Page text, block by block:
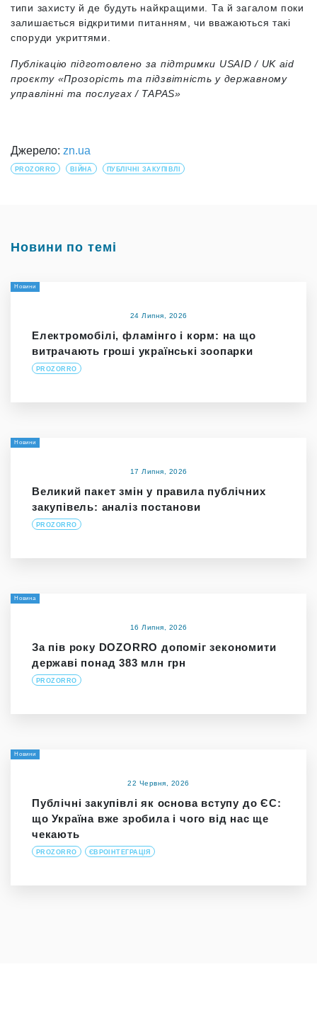
типи захисту й де будуть найкращими. Та й загалом поки
залишається відкритими питанням, чи вважаються такі
споруди укриттями.
Публікацію підготовлено за підтримки USAID / UK aid
проєкту «Прозорість та підзвітність у державному
управлінні та послугах / TAPAS»
Джерело: zn.ua
PROZORRO ВІЙНА ПУБЛІЧНІ ЗАКУПІВЛІ
Новини по темі
Новини
24 Липня, 2026
Електромобілі, фламінго і корм: на що
витрачають гроші українські зоопарки
PROZORRO
Новини
17 Липня, 2026
Великий пакет змін у правила публічних
закупівель: аналіз постанови
PROZORRO
Новина
16 Липня, 2026
За пів року DOZORRO допоміг зекономити
державі понад 383 млн грн
PROZORRO
Новини
22 Червня, 2026
Публічні закупівлі як основа вступу до ЄС:
що Україна вже зробила і чого від нас ще
чекають
PROZORRO ЄВРОІНТЕГРАЦІЯ